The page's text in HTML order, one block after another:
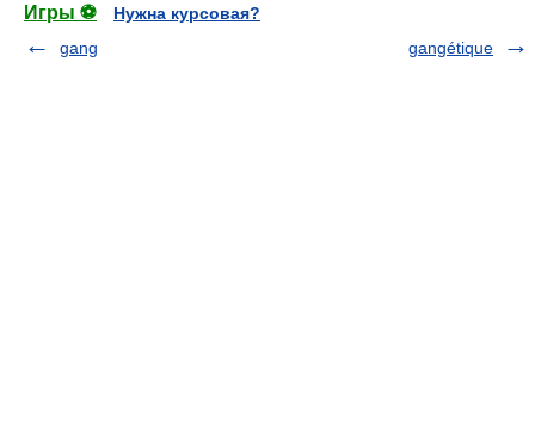
Игры ⚽
Нужна курсовая?
gang
gangétique